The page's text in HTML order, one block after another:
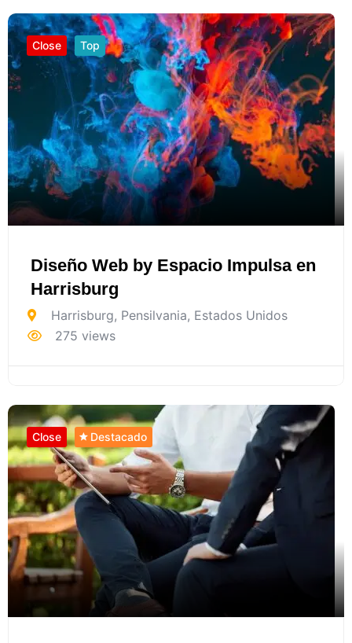
Close
Diseño Web by Espacio Impulsa en
Harrisburg
Top
Harrisburg, Pensilvania, Estados Unidos
275 views
Close Destacado